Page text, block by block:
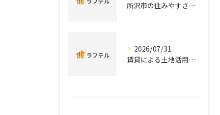
所沢市の住みやすさと治安を実データと口コミから徹底比較
2026/07/31
賃貸による土地活用を埼玉県所沢市秩父市の特性から徹底比較し安定収益を実現する方法